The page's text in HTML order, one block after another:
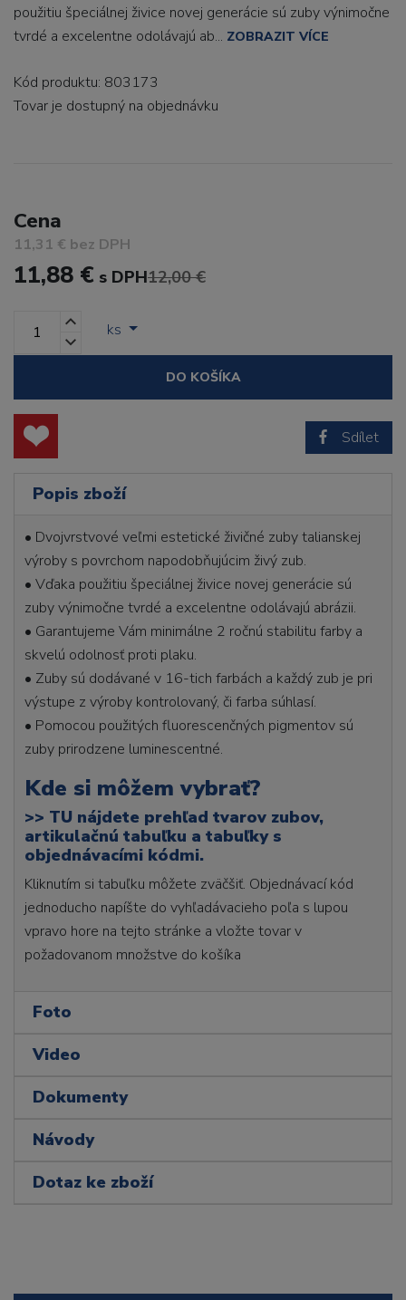
použitiu špeciálnej živice novej generácie sú zuby výnimočne
tvrdé a excelentne odolávajú ab... ZOBRAZIT VÍCE
Kód produktu: 803173
Tovar je dostupný na objednávku
Cena
11,31 € bez DPH
11,88 € s DPH12,00 €
ks
DO KOŠÍKA
Sdílet
Popis zboží
• Dvojvrstvové veľmi estetické živičné zuby talianskej
výroby s povrchom napodobňujúcim živý zub.
• Vďaka použitiu špeciálnej živice novej generácie sú
zuby výnimočne tvrdé a excelentne odolávajú abrázii.
• Garantujeme Vám minimálne 2 ročnú stabilitu farby a
skvelú odolnosť proti plaku.
• Zuby sú dodávané v 16-tich farbách a každý zub je pri
výstupe z výroby kontrolovaný, či farba súhlasí.
• Pomocou použitých fluorescenčných pigmentov sú
zuby prirodzene luminescentné.
Kde si môžem vybrať?
>> TU nájdete prehľad tvarov zubov,
artikulačnú tabuľku a tabuľky s
objednávacími kódmi.
Kliknutím si tabuľku môžete zväčšiť. Objednávací kód
jednoducho napíšte do vyhľadávacieho poľa s lupou
vpravo hore na tejto stránke a vložte tovar v
požadovanom množstve do košíka
Foto
Video
Dokumenty
Návody
Dotaz ke zboží